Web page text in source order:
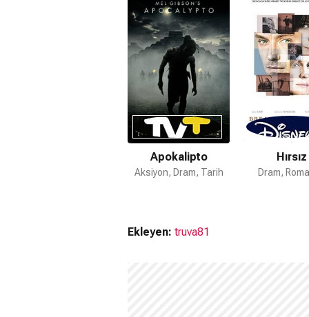
Apokalipto
Aksiyon, Dram, Tarih
Hırsız
Dram,
Ekleyen: truva81